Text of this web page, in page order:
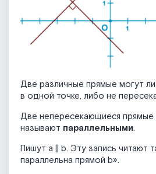
Две различные прямые могут
в одной точке, либо не
Две непересекающиеся прямые
называют параллельными.
Пишут а || b. Эту запись читают
параллельна прямой b».